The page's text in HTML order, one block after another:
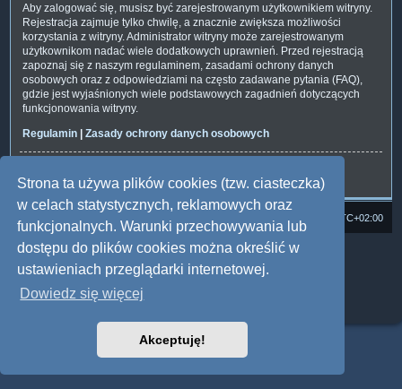
Strona ta używa plików cookies (tzw. ciasteczka)
w celach statystycznych, reklamowych oraz
funkcjonalnych. Warunki przechowywania lub
dostępu do plików cookies można określić w
ustawieniach przeglądarki internetowej.
Dowiedz się więcej
Akceptuję!
Aby zalogować się, musisz być zarejestrowanym użytkownikiem witryny.
Rejestracja zajmuje tylko chwilę, a znacznie zwiększa możliwości
korzystania z witryny. Administrator witryny może zarejestrowanym
użytkownikom nadać wiele dodatkowych uprawnień. Przed rejestracją
zapoznaj się z naszym regulaminem, zasadami ochrony danych
osobowych oraz z odpowiedziami na często zadawane pytania (FAQ),
gdzie jest wyjaśnionych wiele podstawowych zagadnień dotyczących
funkcjonowania witryny.
Regulamin | Zasady ochrony danych osobowych
UTC+02:00
Technologię dostarczaphpBB ® Forum Software © phpBB Limited
Polski pakiet językowy dostarczaphpBB.pl
Style: Multi Design by Joyce&Luna
phpBB
Zasady ochrony danych osobowych